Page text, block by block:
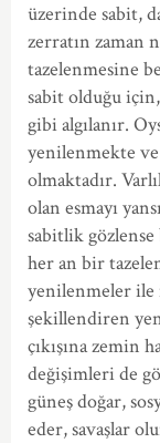
üzerinde sabit,
zerratın zaman
tazelenmesine
sabit olduğu
gibi algılanır.
yenilenmekte ve
olmaktadır.
olan esmayı
sabitlik
her an bir
yenilenmeler ile
şekillendiren
çıkışına zemin
değişimleri de
güneş doğar,
eder, savaşlar